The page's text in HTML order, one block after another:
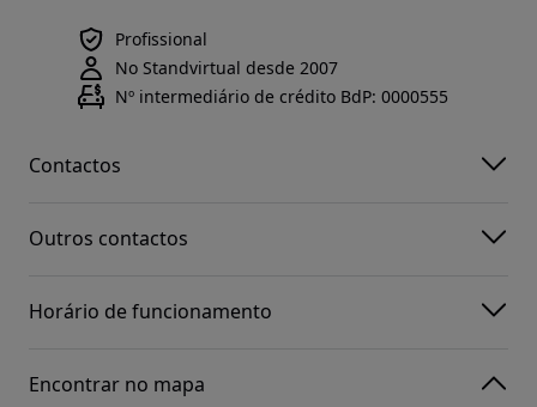
Profissional
No Standvirtual desde 2007
Nº intermediário de crédito BdP: 0000555
Contactos
Outros contactos
Horário de funcionamento
Encontrar no mapa